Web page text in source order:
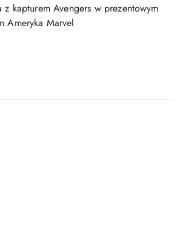
kapturem Avengers w prezentowym
Ameryka Marvel